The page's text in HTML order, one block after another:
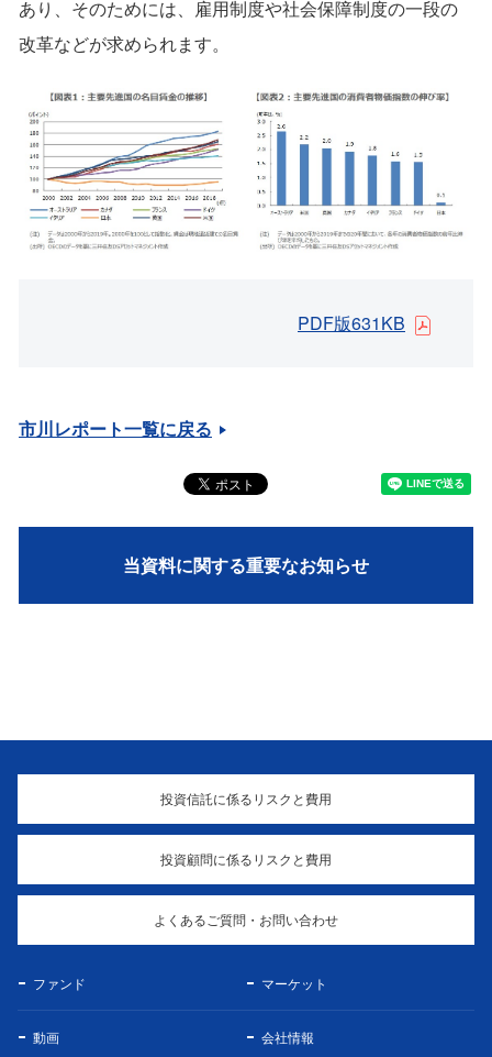
あり、そのためには、雇用制度や社会保障制度の一段の
改革などが求められます。
PDF版631KB
市川レポート一覧に戻る
当資料に関する重要なお知らせ
投資信託に係るリスクと費用
投資顧問に係るリスクと費用
よくあるご質問・お問い合わせ
ファンド マーケット
動画 会社情報